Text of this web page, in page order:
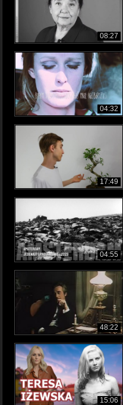
08:27
04:32
17:49
04:55
48:22
15:06